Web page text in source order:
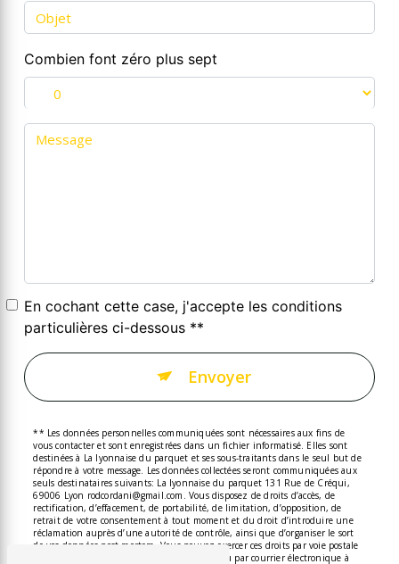
Combien font zéro plus sept
En cochant cette case, j'accepte les conditions
particulières ci-dessous **
Envoyer
** Les données personnelles communiquées sont nécessaires aux fins de
vous contacter et sont enregistrées dans un fichier informatisé. Elles sont
destinées à La lyonnaise du parquet et ses sous-traitants dans le seul but de
répondre à votre message. Les données collectées seront communiquées aux
seuls destinataires suivants: La lyonnaise du parquet 131 Rue de Créqui,
69006 Lyon rodcordani@gmail.com. Vous disposez de droits d’accès, de
rectification, d’effacement, de portabilité, de limitation, d’opposition, de
retrait de votre consentement à tout moment et du droit d’introduire une
réclamation auprès d’une autorité de contrôle, ainsi que d’organiser le sort
de vos données post-mortem. Vous pouvez exercer ces droits par voie postale
à l'adresse 131 Rue de Créqui, 69006 Lyon ou par courrier électronique à